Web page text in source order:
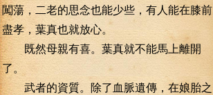
闖蕩，二老的思念也能少些，有人能在膝前
盡孝，葉真也就放心。
既然母親有喜。葉真就不能馬上離開
了。
武者的資質。除了血脈遺傳，在娘胎之